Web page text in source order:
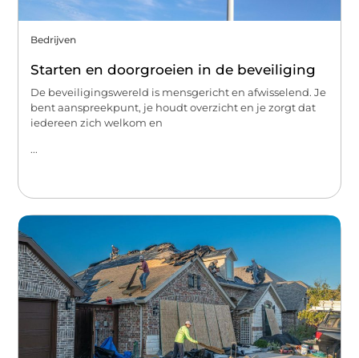
Bedrijven
Starten en doorgroeien in de beveiliging
De beveiligingswereld is mensgericht en afwisselend. Je
bent aanspreekpunt, je houdt overzicht en je zorgt dat
iedereen zich welkom en
...